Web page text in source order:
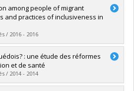
Papyrus
among people of migrant
and practices of inclusiveness in
/ 2016 - 2016
Teresa
Papyrus
: une étude des réformes
et de santé
/ 2014 - 2014